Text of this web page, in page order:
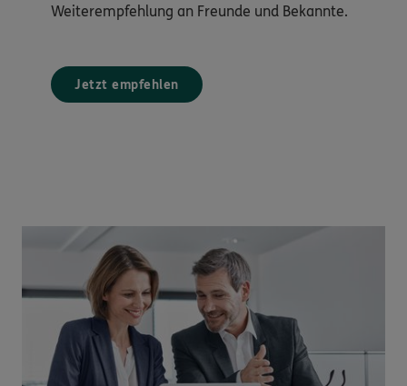
Weiterempfehlung an Freunde und Bekannte.
Jetzt empfehlen